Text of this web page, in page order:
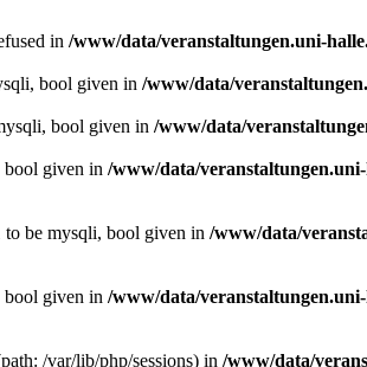
in /www/data/veranstaltungen.uni-
bool given in /www/data/
bool given in /www/data/
bool given in /www/data/
to be mysqli, bool given in /www/data/
bool given in /www/data/
/var/lib/php/sessions) in /www/data/